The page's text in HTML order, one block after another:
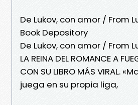
De Lukov, con amor / From
Book Depository
De Lukov, con amor / From
LA REINA DEL ROMANCE A
CON SU LIBRO MÁS VIRAL.
juega en su propia liga,